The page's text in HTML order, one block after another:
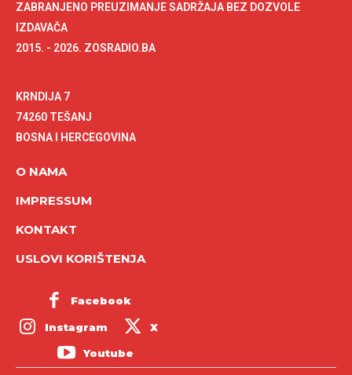
ZABRANJENO PREUZIMANJE SADRŽAJA BEZ DOZVOLE
IZDAVAČA
2015. - 2026. ZOSRADIO.BA
KRNDIJA 7
74260 TEŠANJ
BOSNA I HERCEGOVINA
O NAMA
IMPRESSUM
KONTAKT
USLOVI KORIŠTENJA
Facebook
Instagram X
Youtube